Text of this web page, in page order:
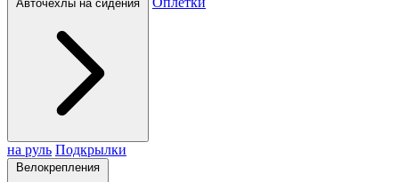
Авточехлы на сидения
на руль Подкрылки
Велокрепления